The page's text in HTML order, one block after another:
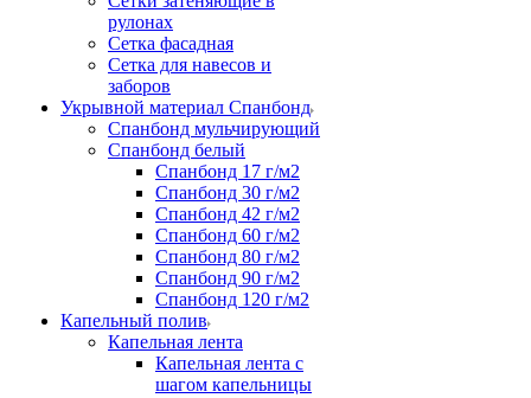
рулонах
Сетка фасадная
Сетка для навесов и
заборов
Укрывной материал Спанбонд
Спанбонд мульчирующий
Спанбонд белый
Спанбонд 17 г/м2
Спанбонд 30 г/м2
Спанбонд 42 г/м2
Спанбонд 60 г/м2
Спанбонд 80 г/м2
Спанбонд 90 г/м2
Спанбонд 120 г/м2
Капельный полив
Капельная лента
Капельная лента с
шагом капельницы